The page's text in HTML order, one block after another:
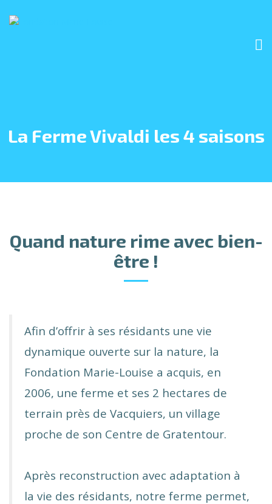
La Ferme Vivaldi les 4 saisons
Quand nature rime avec bien-
être !
Afin d’offrir à ses résidants une vie
dynamique ouverte sur la nature, la
Fondation Marie-Louise a acquis, en
2006, une ferme et ses 2 hectares de
terrain près de Vacquiers, un village
proche de son Centre de Gratentour.
Après reconstruction avec adaptation à
la vie des résidants, notre ferme permet,